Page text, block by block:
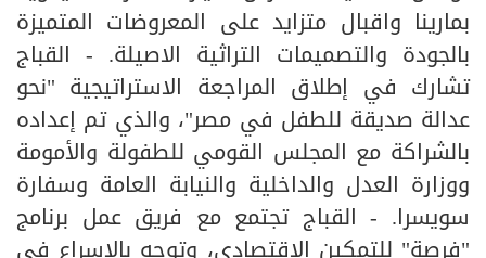
بمارينا واقبال متزايد على المعروضات المتميزة
بالجودة والتصميمات التراثية الاصيلة. - القباج
تشارك في إطلاق المراجعة الاستراتيجية "نحو
عدالة صديقة للطفل في مصر"، والذي تم إعداده
بالشراكة مع المجلس القومي للطفولة والأمومة
ووزارة العدل والداخلية والنيابة العامة وسفارة
سويسرا. - القباج تجتمع مع فريق عمل برنامج
"فرصة" للتمكين الاقتصادى، وتوجه بالإسراع في